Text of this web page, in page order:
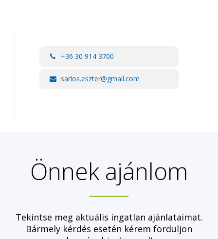
+36 30 914 3700
sarlos.eszter@gmail.com
Önnek ajánlom
Tekintse meg aktuális ingatlan ajánlataimat.
Bármely kérdés esetén kérem forduljon